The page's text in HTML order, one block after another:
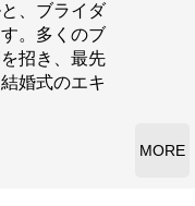
、ブライダ
。多くのブ
招き、最先
婚式のエキ
MORE